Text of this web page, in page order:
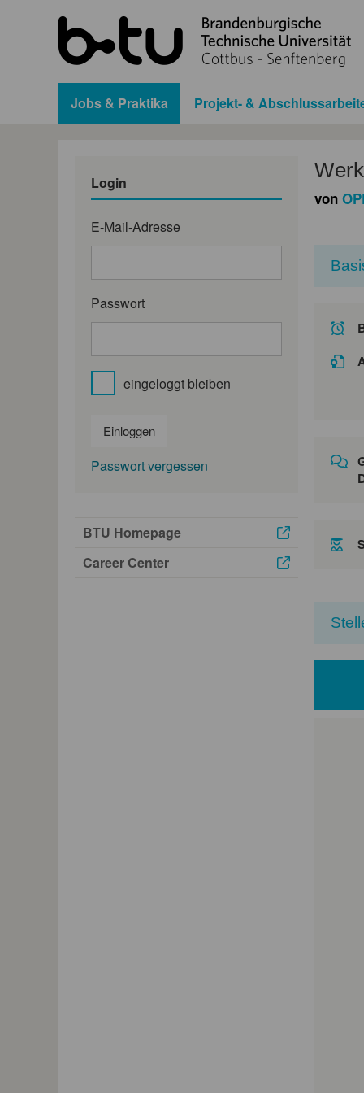
Jobs & Praktika Projekt- &
Login
E-Mail-Adresse
Passwort
eingeloggt bleiben
Einloggen
Passwort vergessen
BTU Homepage
Career Center
von